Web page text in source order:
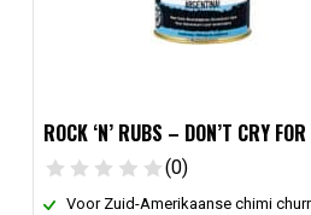
ROCK ‘N’ RUBS – DON’T CRY
(0)
Voor Zuid-Amerikaanse chimi